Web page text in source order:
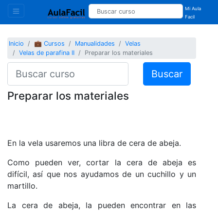
Mi Aula
Facil
Inicio 💼 Cursos Manualidades
Velas
Velas de parafina II
Preparar los materiales
Buscar
Preparar los materiales
En la vela usaremos una libra de cera de abeja.
Como pueden ver, cortar la cera de abeja es
difícil, así que nos ayudamos de un cuchillo y un
martillo.
La cera de abeja, la pueden encontrar en las